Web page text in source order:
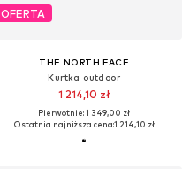
OFERTA
THE NORTH FACE
Kurtka outdoor
1 214,10 zł
Pierwotnie: 1 349,00 zł
Ostatnia najniższa cena:1 214,10 zł